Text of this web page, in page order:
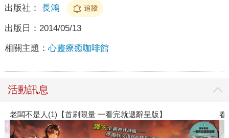
出版社： 長鴻 追蹤
出版日： 2014/05/13
相關主題：心靈療癒咖啡館
活動訊息
【首刷限量 一看完就遞辭呈版】 春光ｘ奇幻基地